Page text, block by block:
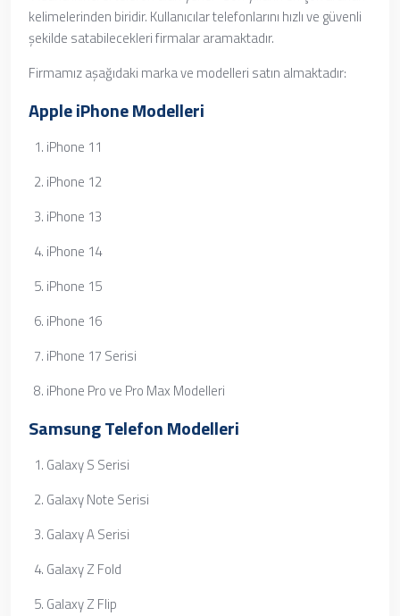
kelimelerinden biridir. Kullanıcılar telefonlarını hızlı ve güvenli
şekilde satabilecekleri firmalar aramaktadır.
Firmamız aşağıdaki marka ve modelleri satın almaktadır:
Apple iPhone Modelleri
iPhone 11
iPhone 12
iPhone 13
iPhone 14
iPhone 15
iPhone 16
iPhone 17 Serisi
iPhone Pro ve Pro Max Modelleri
Samsung Telefon Modelleri
Galaxy S Serisi
Galaxy Note Serisi
Galaxy A Serisi
Galaxy Z Fold
Galaxy Z Flip